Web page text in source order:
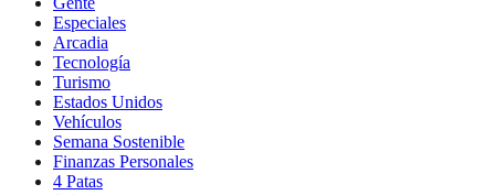
Especiales
Arcadia
Tecnología
Turismo
Estados Unidos
Vehículos
Semana Sostenible
Finanzas Personales
4 Patas